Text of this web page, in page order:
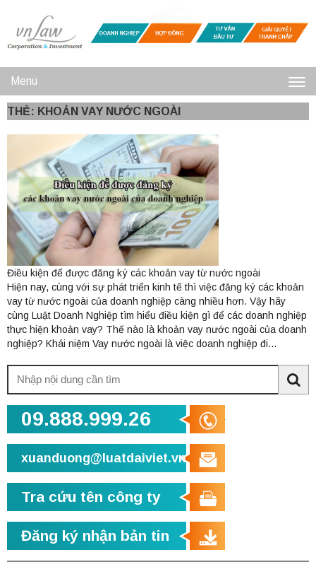
Menu
THẺ: KHOẢN VAY NƯỚC NGOÀI
Điều kiện để được đăng ký các khoản vay từ nước ngoài
Hiện nay, cùng với sự phát triển kinh tế thì việc đăng ký các khoản
vay từ nước ngoài của doanh nghiệp càng nhiều hơn. Vậy hãy
cùng Luật Doanh Nghiệp tìm hiểu điều kiện gì để các doanh nghiệp
thực hiện khoản vay? Thế nào là khoản vay nước ngoài của doanh
nghiệp? Khái niệm Vay nước ngoài là việc doanh nghiệp đi...
kiếm:
09.888.999.26
xuanduong@luatdaiviet.vn
Tra cứu tên công ty
Đăng ký nhận bản tin